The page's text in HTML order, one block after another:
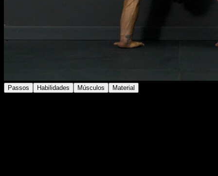
Passos Habilidades Músculos Material